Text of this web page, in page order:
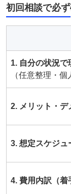
初回相談で必
1. 自分の状況で
（任意整理・個
2. メリット・デ
3. 想定スケジュ
4. 費用内訳（着